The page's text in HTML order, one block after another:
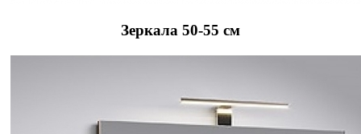
Зеркала 50-55 см